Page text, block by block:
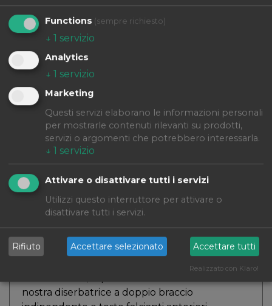
Spollonatrice
La moderna cura del
terreno: rispetto e
precisione.
nostra diserbatrice a doppio braccio
Functions (sempre richiesto)
↓ 1 servizio
Analytics
↓ 1 servizio
Marketing
Questi servizi elaborano le informazioni personali
per mostrarle contenuti rilevanti su prodotti,
servizi o argomenti che potrebbero interessarla.
↓ 1 servizio
Attivare o disattivare tutti i servizi
Utilizzi questo interruttore per attivare o
disattivare tutti i servizi.
Rifiuto Accettare selezionato Accettare tutti
Realizzato con Klaro!